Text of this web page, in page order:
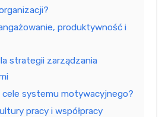
produktywność i
strategii zarządzania
cele systemu motywacyjnego?
pracy i współpracy